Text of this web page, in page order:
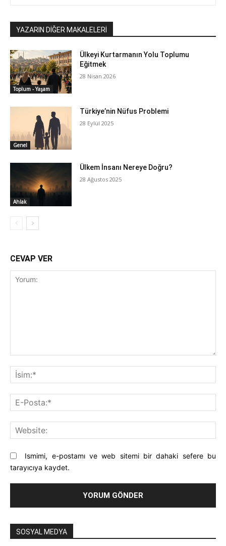
YAZARIN DİĞER MAKALELERİ
Toplum - Yaşam
Ülkeyi Kurtarmanın Yolu Toplumu
Eğitmek
28 Nisan 2026
Genel
Türkiye’nin Nüfus Problemi
28 Eylül 2025
Ahlak
Ülkem İnsanı Nereye Doğru?
28 Ağustos 2025
CEVAP VER
Ismimi, e-postamı ve web sitemi bir dahaki sefere bu
tarayıcıya kaydet.
SOSYAL MEDYA